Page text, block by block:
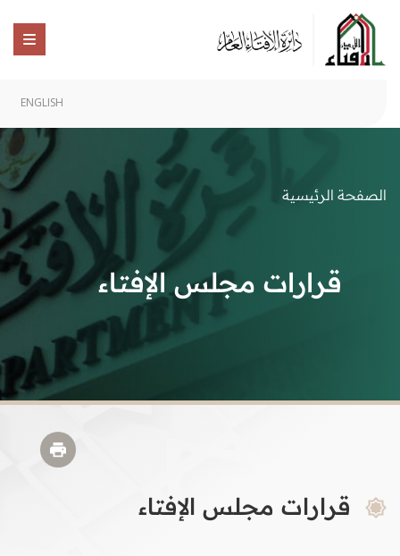
ENGLISH
الصفحة الرئيسية
قرارات مجلس الإفتاء
قرارات مجلس الإفتاء